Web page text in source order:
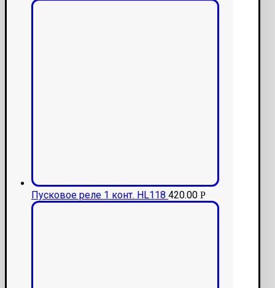
Пусковое реле 1 конт. HL118 420.00 Р